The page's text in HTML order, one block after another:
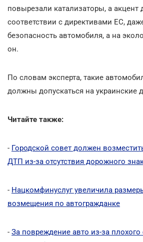
повырезали катализаторы, а акцент
соответствии с директивами ЕС,
безопасность автомобиля, а на
он.
По словам эксперта, такие
должны допускаться на украинские
Читайте также:
- Городской совет должен
ДТП из-за отсутствия дорожного
- Нацкомфинуслуг увеличила
возмещения по автогражданке
- За повреждение авто из-за плохого